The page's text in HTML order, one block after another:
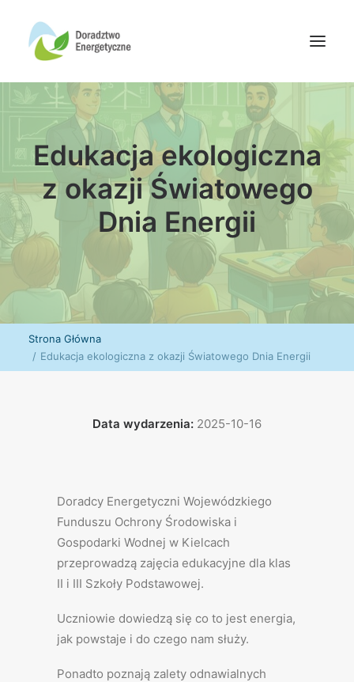
Oferta doradców
Aktualności
Wydarzenia
Oferta finansowania
Wiedza
Kontakt
Wyszukiwanie
Edukacja ekologiczna
z okazji Światowego
Dnia Energii
Strona Główna
Edukacja ekologiczna z okazji Światowego Dnia Energii
Data wydarzenia: 2025-10-16
Doradcy Energetyczni Wojewódzkiego
Funduszu Ochrony Środowiska i
Gospodarki Wodnej w Kielcach
przeprowadzą zajęcia edukacyjne dla klas
II i III Szkoły Podstawowej.
Uczniowie dowiedzą się co to jest energia,
jak powstaje i do czego nam służy.
Ponadto poznają zalety odnawialnych